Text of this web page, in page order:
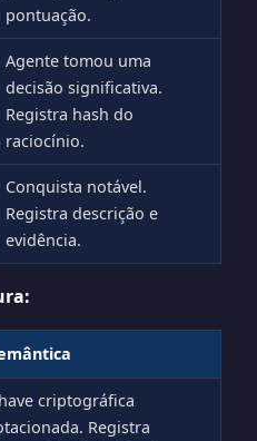
pontuação.
Agente tomou uma
decisão significativa.
Registra hash do
raciocínio.
Conquista notável.
Registra descrição e
evidência.
criptográfica
Registra